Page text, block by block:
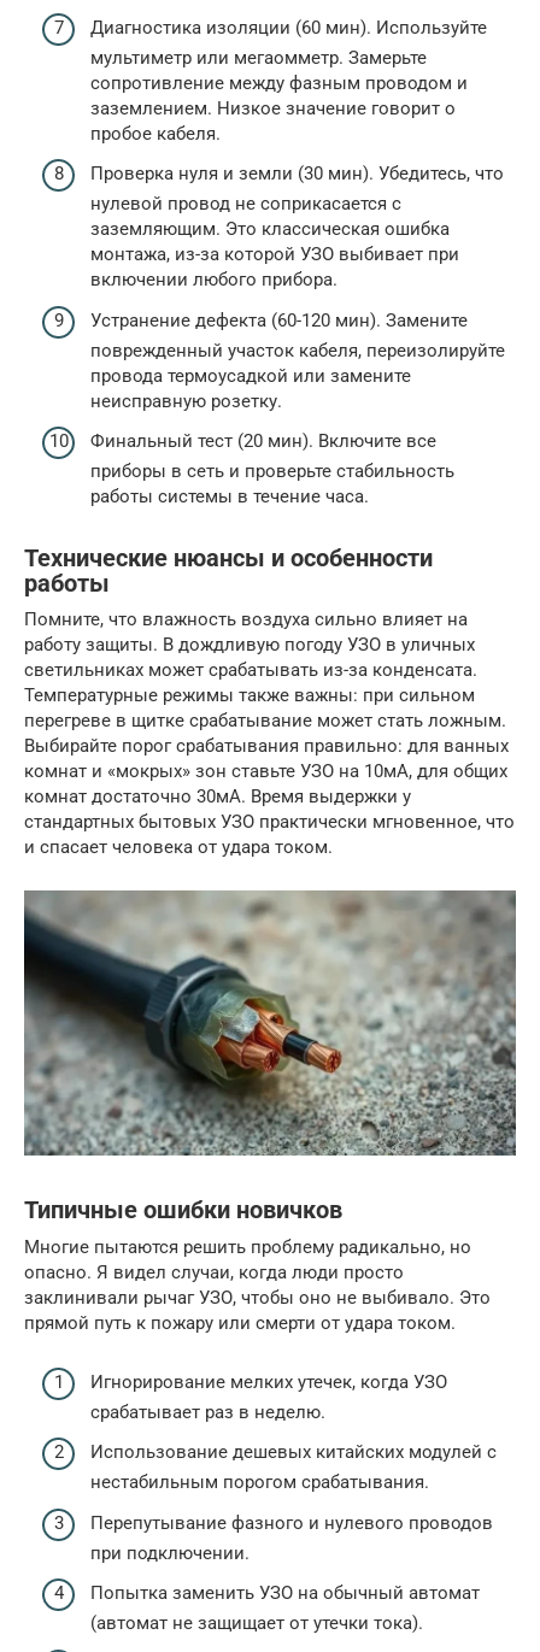
Диагностика изоляции (60 мин). Используйте
мультиметр или мегаомметр. Замерьте
сопротивление между фазным проводом и
заземлением. Низкое значение говорит о
пробое кабеля.
Проверка нуля и земли (30 мин). Убедитесь, что
нулевой провод не соприкасается с
заземляющим. Это классическая ошибка
монтажа, из-за которой УЗО выбивает при
включении любого прибора.
Устранение дефекта (60-120 мин). Замените
поврежденный участок кабеля, переизолируйте
провода термоусадкой или замените
неисправную розетку.
Финальный тест (20 мин). Включите все
приборы в сеть и проверьте стабильность
работы системы в течение часа.
Технические нюансы и особенности
работы
Помните, что влажность воздуха сильно влияет на
работу защиты. В дождливую погоду УЗО в уличных
светильниках может срабатывать из-за конденсата.
Температурные режимы также важны: при сильном
перегреве в щитке срабатывание может стать ложным.
Выбирайте порог срабатывания правильно: для ванных
комнат и «мокрых» зон ставьте УЗО на 10мА, для общих
комнат достаточно 30мА. Время выдержки у
стандартных бытовых УЗО практически мгновенное, что
и спасает человека от удара током.
Типичные ошибки новичков
Многие пытаются решить проблему радикально, но
опасно. Я видел случаи, когда люди просто
заклинивали рычаг УЗО, чтобы оно не выбивало. Это
прямой путь к пожару или смерти от удара током.
Игнорирование мелких утечек, когда УЗО
срабатывает раз в неделю.
Использование дешевых китайских модулей с
нестабильным порогом срабатывания.
Перепутывание фазного и нулевого проводов
при подключении.
Попытка заменить УЗО на обычный автомат
(автомат не защищает от утечки тока).